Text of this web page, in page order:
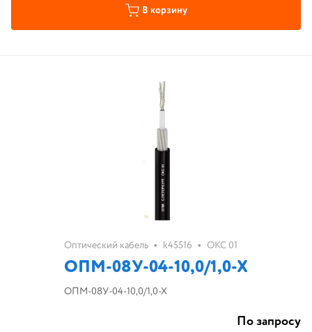
В корзину
Оптический кабель • k45516 • ОКС 01
ОПМ-08У-04-10,0/1,0-Х
ОПМ-08У-04-10,0/1,0-Х
По запросу